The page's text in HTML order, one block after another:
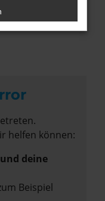
helfen können:
deine
Beispiel